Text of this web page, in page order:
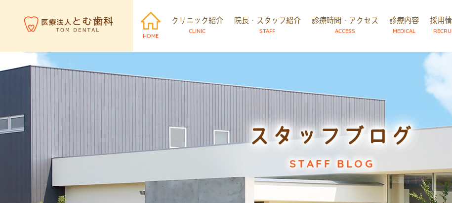
HOME
クリニック紹介
CLINIC
院長・スタッフ紹介
STAFF
診療時間・アクセス
ACCESS
診療内容
MEDICAL
採用
スタッフブログ
STAFF BLOG